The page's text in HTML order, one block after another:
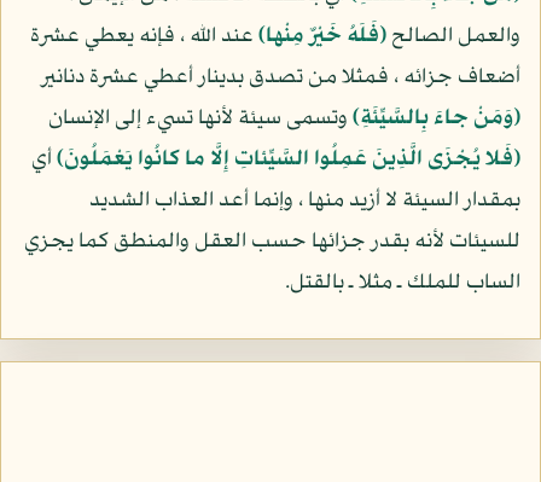
والعمل الصالح(فَلَهُ خَيْرٌ مِنْها)عند الله ، فإنه يعطي عشرة
أضعاف جزائه ، فمثلا من تصدق بدينار أعطي عشرة دنانير
(وَمَنْ جاءَ بِالسَّيِّئَةِ)وتسمى سيئة لأنها تسيء إلى الإنسان
(فَلا يُجْزَى الَّذِينَ عَمِلُوا السَّيِّئاتِ إِلَّا ما كانُوا يَعْمَلُونَ)أي
بمقدار السيئة لا أزيد منها ، وإنما أعد العذاب الشديد
للسيئات لأنه بقدر جزائها حسب العقل والمنطق كما يجزي
الساب للملك ـ مثلا ـ بالقتل.